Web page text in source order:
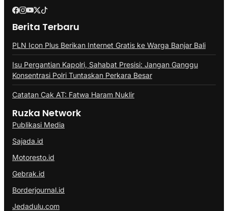
Berita Terbaru
PLN Icon Plus Berikan Internet Gratis ke Warga Banjar Bali
Isu Pergantian Kapolri, Sahabat Presisi: Jangan Ganggu
Konsentrasi Polri Tuntaskan Perkara Besar
Catatan Cak AT: Fatwa Haram Nuklir
Ruzka Network
Publikasi Media
Sajada.id
Motoresto.id
Gebrak.id
Borderjournal.id
Jedadulu.com